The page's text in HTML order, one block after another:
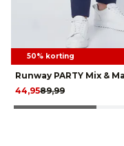
50% korting
Runway PARTY Mix &
89,99
44,95